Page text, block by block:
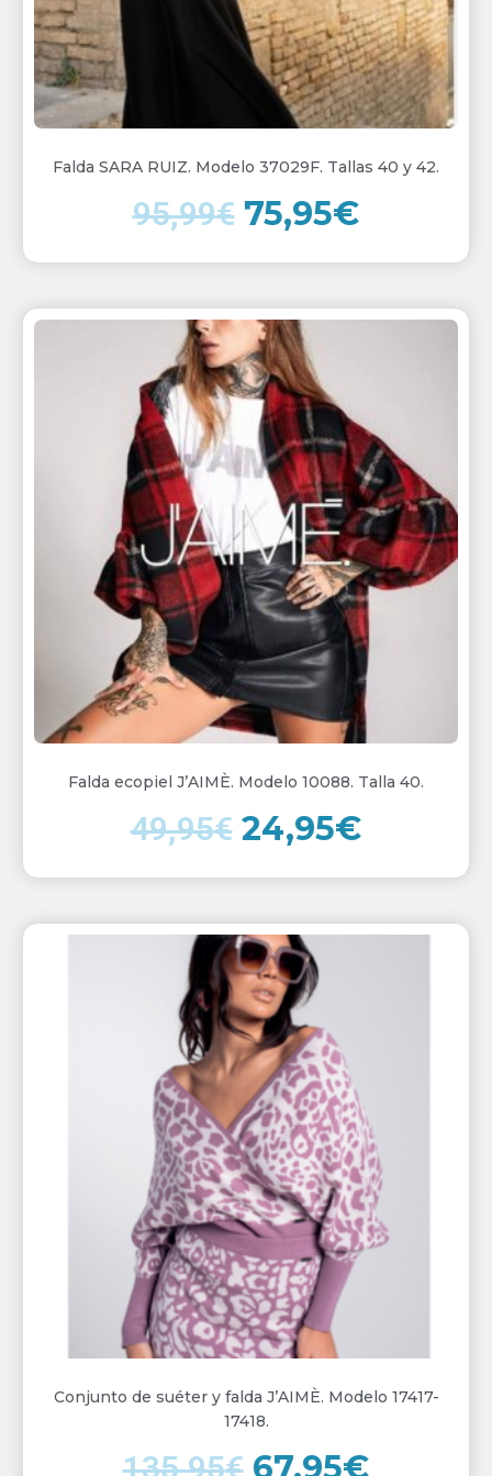
Falda SARA RUIZ. Modelo 37029F. Tallas 40 y 42.
95,99€ 75,95€
Falda ecopiel J’AIMÈ. Modelo 10088. Talla 40.
49,95€
El
precio
original
era:
49,95€.
24,95€
El
actual
es:
24,95€.
Conjunto de suéter y falda J’AIMÈ. Modelo 17417-
17418.
135,95€
El
precio
original
era:
135,95€.
El
67,95€.